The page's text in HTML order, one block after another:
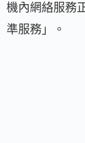
機內網絡服務
準服務」。